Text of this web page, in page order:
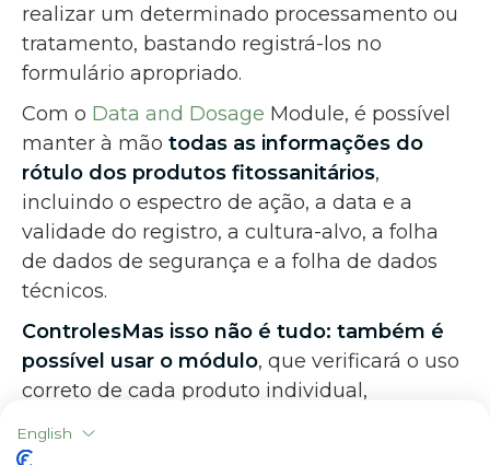
realizar um determinado processamento ou
tratamento, bastando registrá-los no
formulário apropriado.
Com o Data and Dosage Module, é possível
manter à mão todas as informações do
rótulo dos produtos fitossanitários,
incluindo o espectro de ação, a data e a
validade do registro, a cultura-alvo, a folha
de dados de segurança e a folha de dados
técnicos.
ControlesMas isso não é tudo: também é
possível usar o módulo, que verificará o uso
correto de cada produto individual,
independentemente de você estar operando
English